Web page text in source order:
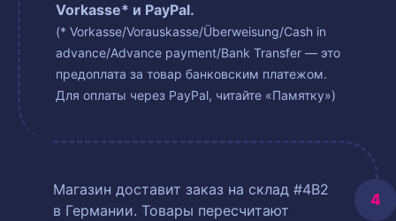
Vorkasse* и PayPal.
(* Vorkasse/Vorauskasse/Überweisung/Cash in
advance/Advance payment/Bank Transfer — это
предоплата за товар банковским платежом.
Для оплаты через PayPal, читайте «Памятку»)
Магазин доставит заказ на склад #4B2
в Германии. Товары пересчитают